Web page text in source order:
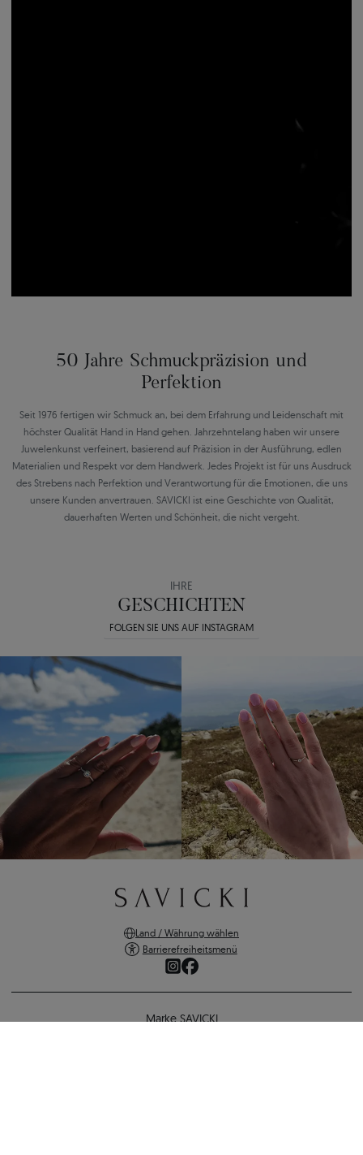
50 Jahre Schmuckpräzision und
Perfektion
Seit 1976 fertigen wir Schmuck an, bei dem Erfahrung und Leidenschaft mit
höchster Qualität Hand in Hand gehen. Jahrzehntelang haben wir unsere
Juwelenkunst verfeinert, basierend auf Präzision in der Ausführung, edlen
Materialien und Respekt vor dem Handwerk. Jedes Projekt ist für uns Ausdruck
des Strebens nach Perfektion und Verantwortung für die Emotionen, die uns
unsere Kunden anvertrauen. SAVICKI ist eine Geschichte von Qualität,
dauerhaften Werten und Schönheit, die nicht vergeht.
IHRE
GESCHICHTEN
FOLGEN SIE UNS AUF INSTAGRAM
Land / Währung wählen
Barrierefreiheitsmenü
Marke SAVICKI